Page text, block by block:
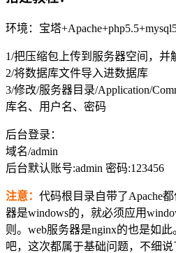
环境：宝塔
1/把压缩包上传到服务器空间，并
2/将数据库文件导入进数据库
3/修改/服务器目录/Application/
库名、用户名、密码
后台登录：
域名/admin
后台默认账号:admin 密码:123456
注意： 代码根目录自带了Apache
器是windows的，就必须应用
则。web服务器是nginx的也是如
吧，这次都属于基础问题，不细说